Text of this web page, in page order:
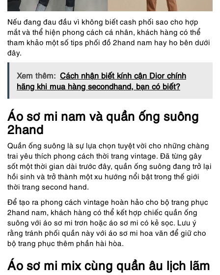
Nếu đang đau đầu vì không biết cash phối sao cho hợp
mắt và thể hiện phong cách cá nhân, khách hàng có thể
tham khảo một số tips phối đồ 2hand nam hay ho bên dưới
đây.
Xem thêm: Cách nhận biết kính cận Dior chính
hãng khi mua hàng secondhand, bạn có biết?
Áo sơ mi nam và quần ống suông
2hand
Quần ống suông là sự lựa chọn tuyệt vời cho những chàng
trai yêu thích phong cách thời trang vintage. Đã từng gây
sốt một thời gian dài trước đây, quần ống suông đang trở lại
hồi sinh và trở thành một xu hướng nổi bật trong thế giới
thời trang second hand.
Để tạo ra phong cách vintage hoàn hảo cho bộ trang phục
2hand nam, khách hàng có thể kết hợp chiếc quần ống
suông với áo sơ mi trơn hoặc áo sơ mi có kẻ sọc. Lưu ý
rằng tránh phối quần này với áo sơ mi hoa văn để giữ cho
bộ trang phục thêm phần hài hòa.
Áo sơ mi mix cùng quần âu lịch lãm